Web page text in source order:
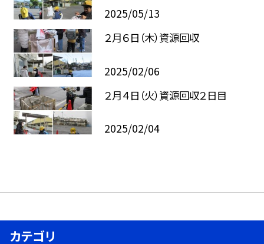
2025/05/13
２月６日（木）資源回収
2025/02/06
２月４日（火）資源回収２日目
2025/02/04
カテゴリ